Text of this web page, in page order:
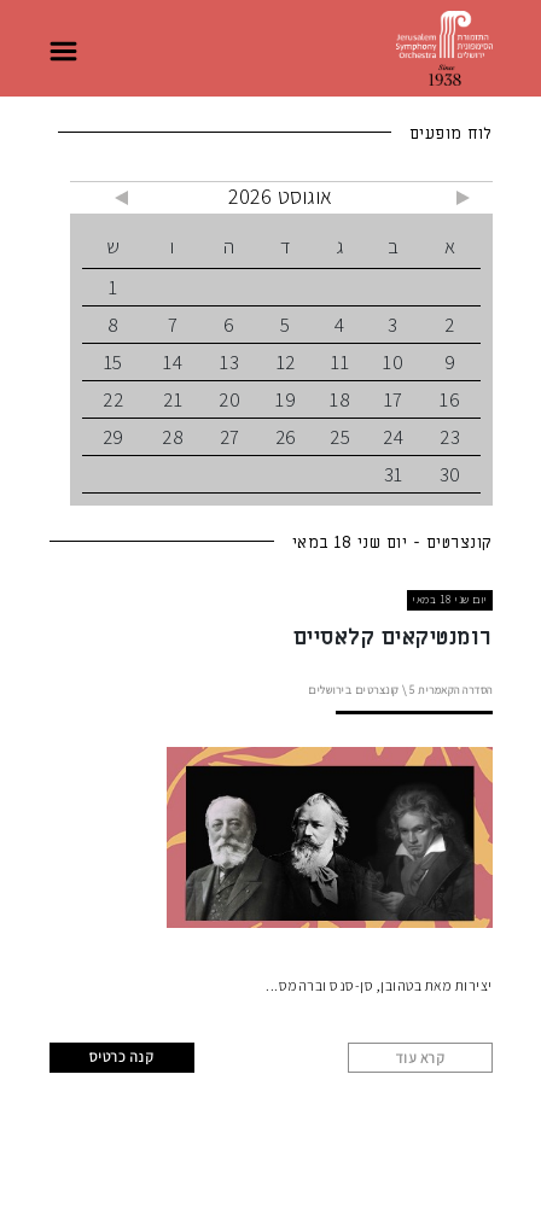
קונצרטים - יום שני 18 במאי
יום שני 18 במאי
הסדרה הקאמרית קונצרטים בירושלים
רומנטיקאים קלאסיים
יצירות מאת בטהובן, סן-סנס וברהמס
קרא עוד קנה כרטיס
לוח מופעים
אוגוסט 2026
א ב ג ד ה ו
ש
1
2
3
4
5
6
7
8
9
10
11
12
13
14
15
16
17
18
19
20
21
22
23
24
25
26
27
28
29
30
31